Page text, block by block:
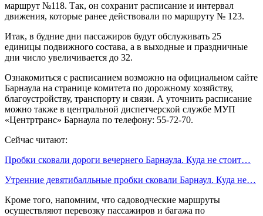
маршрут №118. Так, он сохранит расписание и интервал
движения, которые ранее действовали по маршруту № 123.
Итак, в будние дни пассажиров будут обслуживать 25
единицы подвижного состава, а в выходные и праздничные
дни число увеличивается до 32.
Ознакомиться с расписанием возможно на официальном сайте
Барнаула на странице комитета по дорожному хозяйству,
благоустройству, транспорту и связи. А уточнить расписание
можно также в центральной диспетчерской службе МУП
«Центртранс» Барнаула по телефону: 55-72-70.
Сейчас читают:
Пробки сковали дороги вечернего Барнаула. Куда не стоит…
Утренние девятибалльные пробки сковали Барнаул. Куда не…
Кроме того, напомним, что садоводческие маршруты
осуществляют перевозку пассажиров и багажа по